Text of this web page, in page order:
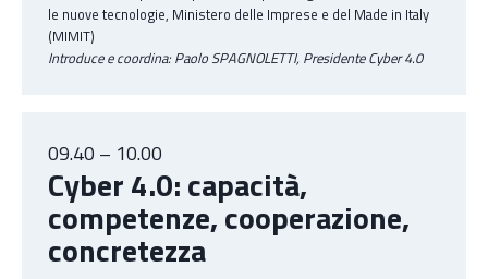
le nuove tecnologie, Ministero delle Imprese e del Made in Italy
(MIMIT)
Introduce e coordina: Paolo SPAGNOLETTI, Presidente Cyber 4.0
09.40 – 10.00
Cyber 4.0: capacità,
competenze, cooperazione,
concretezza